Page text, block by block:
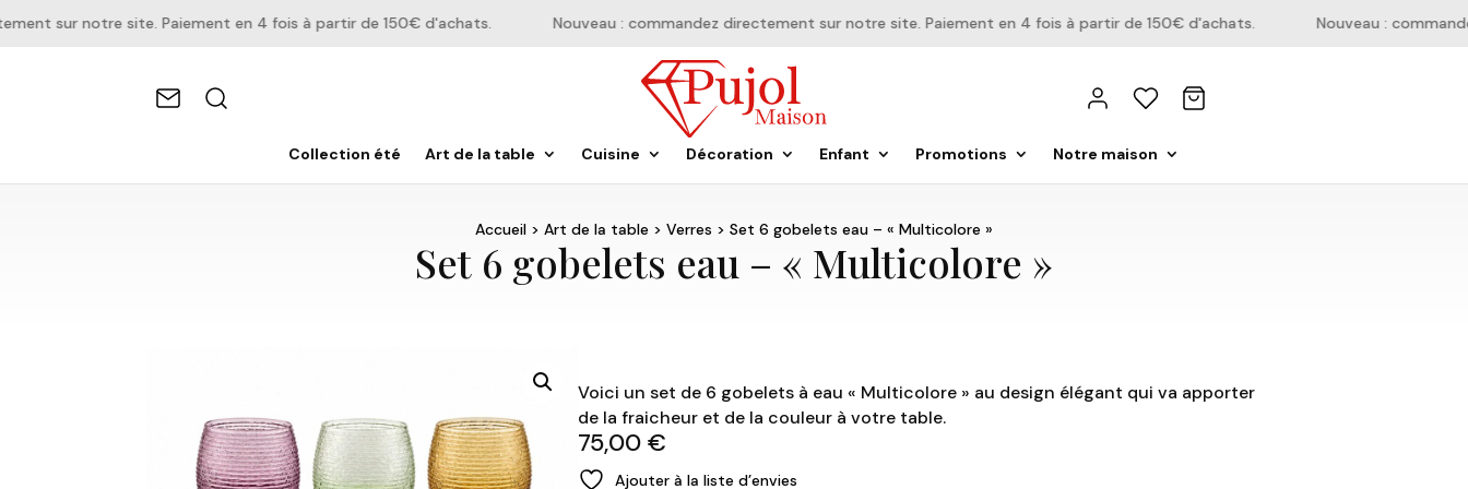
sur notre site. Paiement en 4 fois à partir de 150€ d'achats. Nouveau : commandez directement sur notre site. Paiement en 4 fois à partir de 150€ d'achats. Nouveau :
Collection été Art de la table Cuisine Décoration Enfant Promotions Notre maison
Accueil > Art de la table > Verres > Set 6 gobelets eau – « Multicolore »
Set 6 gobelets eau – « Multicolore »
Voici un set de 6 gobelets à eau « Multicolore » au design élégant qui va apporter
de la fraicheur et de la couleur à votre table.
75,00 €
Ajouter à la liste d’envies